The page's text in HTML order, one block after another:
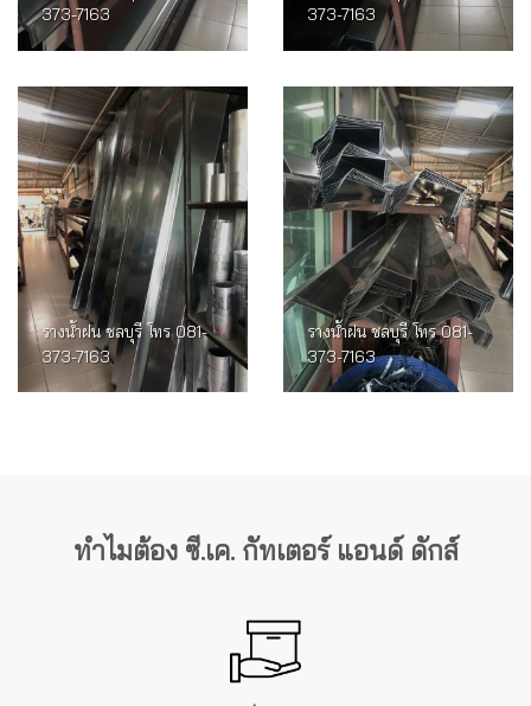
373-7163 373-7163
รางน้ำฝน ชลบุรี โทร 081-
373-7163
รางน้ำฝน ชลบุรี โทร 081-
373-7163
ทำไมต้อง ซี.เค. กัทเตอร์ แอนด์ ดักส์